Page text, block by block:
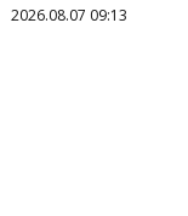
2026.08.07 09:13